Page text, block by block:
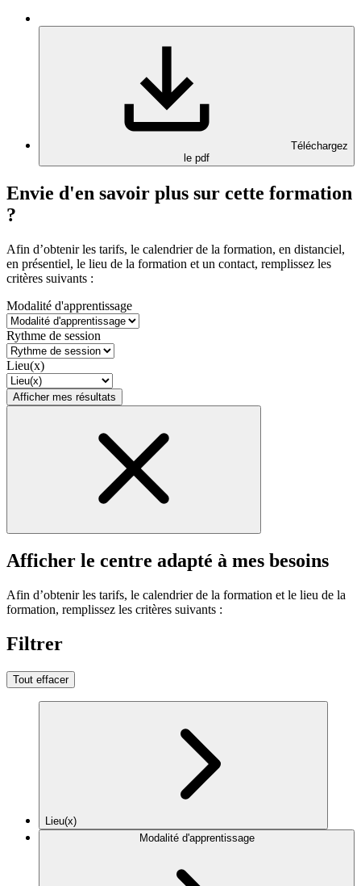
Téléchargez
le pdf
Envie d'en savoir plus sur cette formation
?
Afin d’obtenir les tarifs, le calendrier de la formation, en distanciel,
en présentiel, le lieu de la formation et un contact, remplissez les
critères suivants :
Modalité d'apprentissage
Rythme de session
Lieu(x)
Afficher mes résultats
Afficher le centre adapté à mes besoins
Afin d’obtenir les tarifs, le calendrier de la formation et le lieu de la
formation, remplissez les critères suivants :
Filtrer
Tout effacer
Lieu(x)
Modalité d'apprentissage